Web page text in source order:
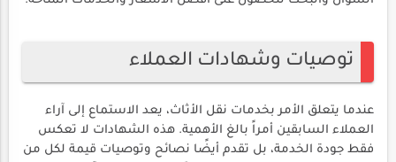
توصيات وشهادات العملاء
عندما يتعلق الأمر بخدمات نقل الأثاث، يعد الاستماع إلى آراء
العملاء السابقين أمراً بالغ الأهمية. هذه الشهادات لا تعكس
فقط جودة الخدمة، بل تقدم أيضًا نصائح وتوصيات قيمة لكل من